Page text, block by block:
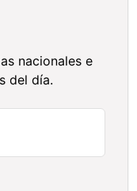
nacionales e
del día.